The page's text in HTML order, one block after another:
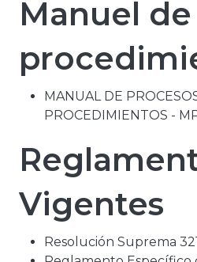
Manuel de
MANUAL DE
PROCEDIMIENTOS -
Vigentes
Resolución Suprema